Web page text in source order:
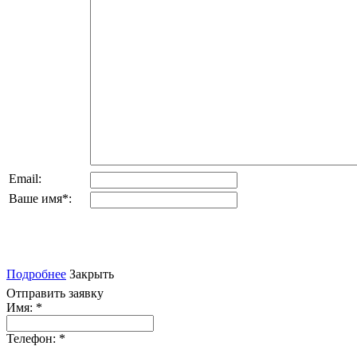
Email:
Ваше имя*:
Подробнее Закрыть
Отправить заявку
Имя: *
Телефон: *